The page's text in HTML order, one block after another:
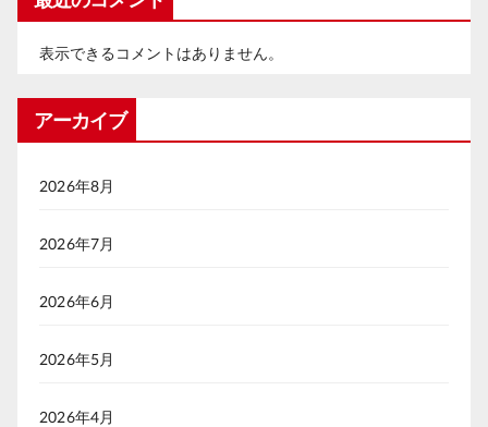
表示できるコメントはありません。
アーカイブ
2026年8月
2026年7月
2026年6月
2026年5月
2026年4月